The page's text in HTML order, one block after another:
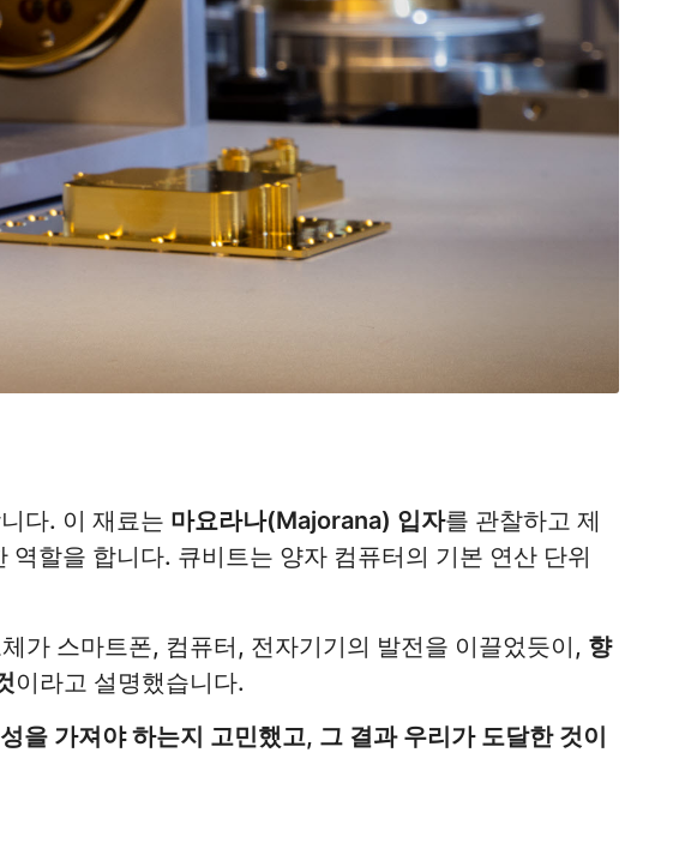
다. 이 재료는 마요라나(Majorana) 입자를 관찰하고 제
할을 합니다. 큐비트는 양자 컴퓨터의 기본 연산 단위
가 스마트폰, 컴퓨터, 전자기기의 발전을 이끌었듯이, 향
이라고 설명했습니다.
을 가져야 하는지 고민했고, 그 결과 우리가 도달한 것이